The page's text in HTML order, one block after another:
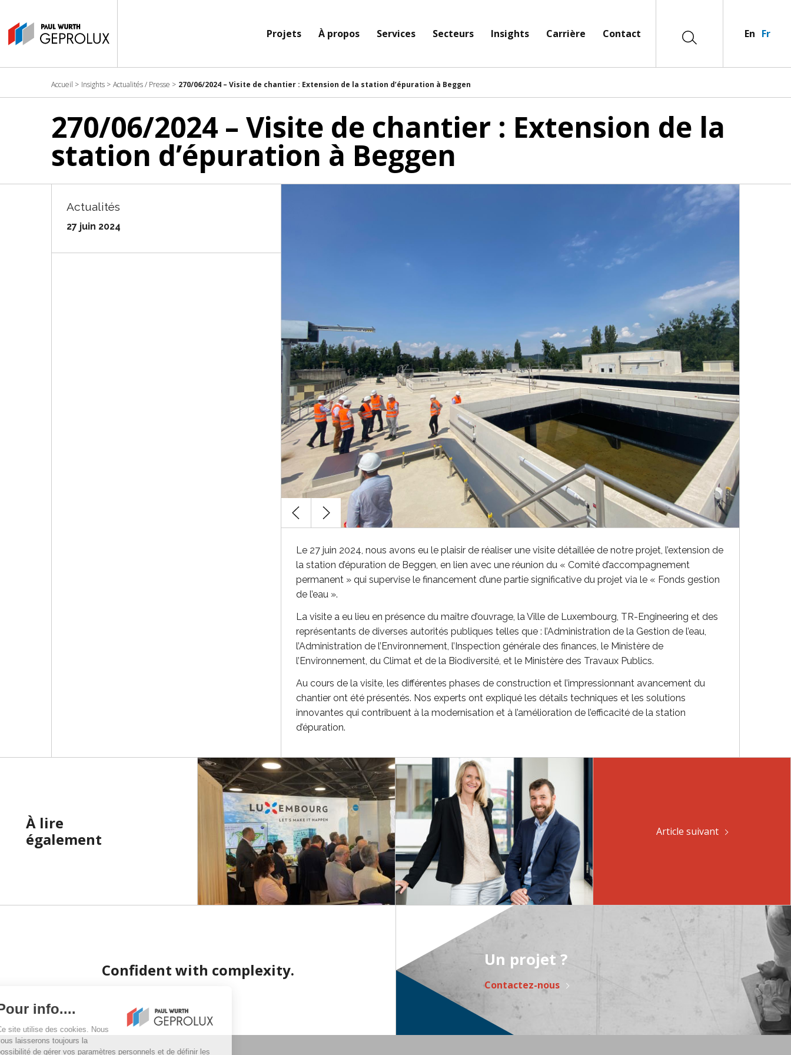
En Fr
Projets À propos Services Secteurs Insights Carrière Contact
Accueil > Insights > Actualités / Presse > 270/06/2024 – Visite de chantier : Extension de la station d’épuration à Beggen
270/06/2024 – Visite de chantier : Extension de la
station d’épuration à Beggen
Actualités
27 juin 2024
Le 27 juin 2024, nous avons eu le plaisir de réaliser une visite détaillée de notre projet, l’extension de
la station d’épuration de Beggen, en lien avec une réunion du « Comité d’accompagnement
permanent » qui supervise le financement d’une partie significative du projet via le « Fonds gestion
de l’eau ».
La visite a eu lieu en présence du maître d’ouvrage, la Ville de Luxembourg, TR-Engineering et des
représentants de diverses autorités publiques telles que : l’Administration de la Gestion de l’eau,
l’Administration de l’Environnement, l’Inspection générale des finances, le Ministère de
l’Environnement, du Climat et de la Biodiversité, et le Ministère des Travaux Publics.
Au cours de la visite, les différentes phases de construction et l’impressionnant avancement du
chantier ont été présentés. Nos experts ont expliqué les détails techniques et les solutions
innovantes qui contribuent à la modernisation et à l’amélioration de l’efficacité de la station
d’épuration.
À lire
également
Article suivant
Confident with complexity.
Un projet ?
Contactez-nous